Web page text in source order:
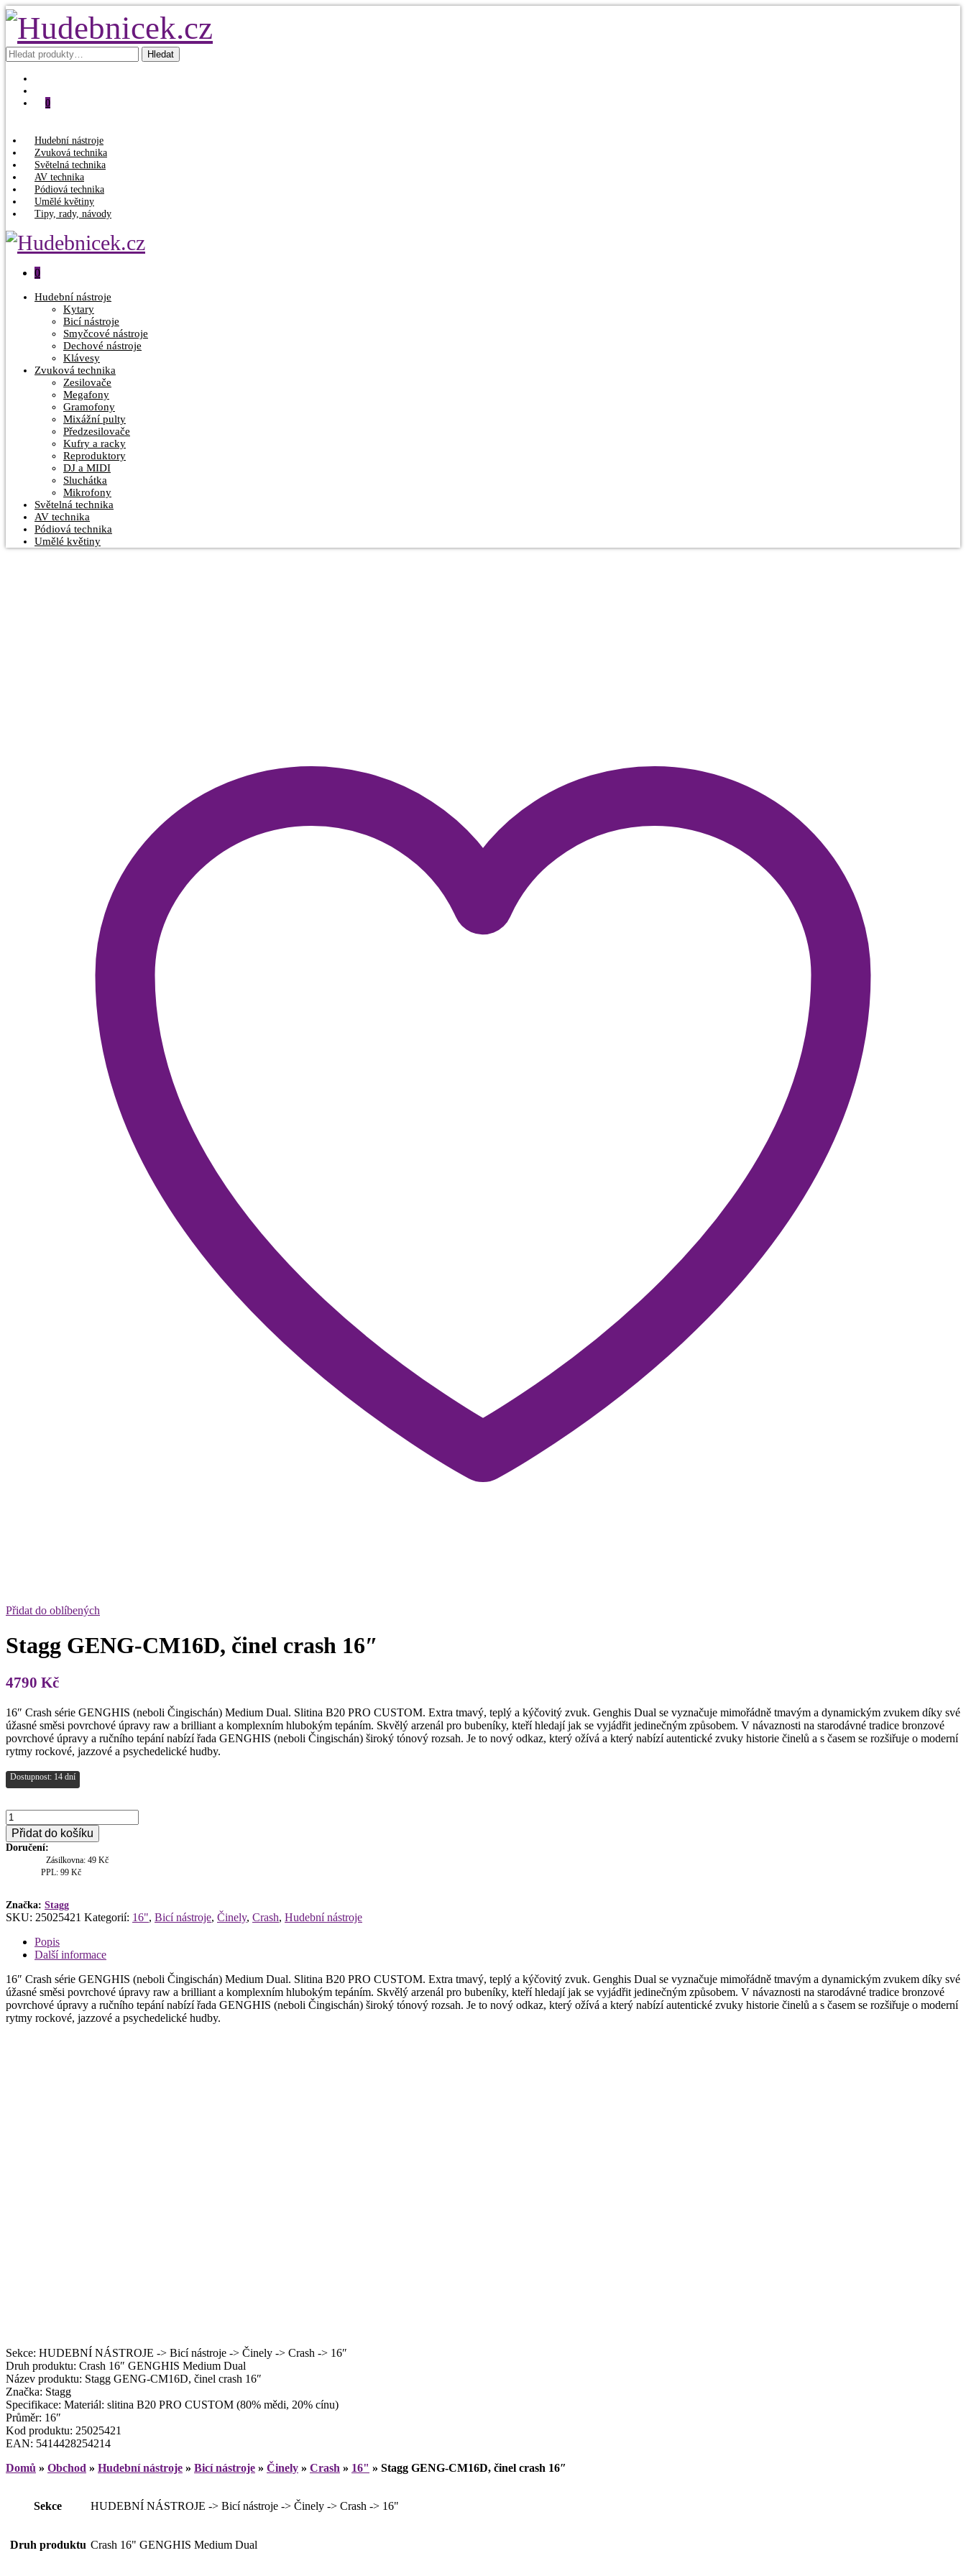
Hledat: Hledat
0
Hudební nástroje
Zvuková technika
Světelná technika
AV technika
Pódiová technika
Umělé květiny
Tipy, rady, návody
0
Hudební nástroje
Kytary
Bicí nástroje
Smyčcové nástroje
Dechové nástroje
Klávesy
Zvuková technika
Zesilovače
Megafony
Gramofony
Mixážní pulty
Předzesilovače
Kufry a racky
Reproduktory
DJ a MIDI
Sluchátka
Mikrofony
Světelná technika
AV technika
Pódiová technika
Umělé květiny
Přidat do oblíbených
Stagg GENG-CM16D, činel crash 16″
4790 Kč
16″ Crash série GENGHIS (neboli Čingischán) Medium Dual. Slitina B20 PRO CUSTOM. Extra tmavý, teplý a kýčovitý zvuk. Genghis Dual se vyznačuje mimořádně tmavým a dynamickým zvukem díky své
úžasné směsi povrchové úpravy raw a brilliant a komplexním hlubokým tepáním. Skvělý arzenál pro bubeníky, kteří hledají jak se vyjádřit jedinečným způsobem. V návaznosti na starodávné tradice bronzové
povrchové úpravy a ručního tepání nabízí řada GENGHIS (neboli Čingischán) široký tónový rozsah. Je to nový odkaz, který ožívá a který nabízí autentické zvuky historie činelů a s časem se rozšiřuje o moderní
rytmy rockové, jazzové a psychedelické hudby.
Dostupnost: 14 dní
Stagg
GENG-
CM16D,
činel
Přidat do košíku
Doručení:
Zásilkovna: 49 Kč
PPL: 99 Kč
Značka: Stagg
SKU: 25025421 Kategorií: 16", Bicí nástroje, Činely, Crash, Hudební nástroje
Popis
Další informace
16″ Crash série GENGHIS (neboli Čingischán) Medium Dual. Slitina B20 PRO CUSTOM. Extra tmavý, teplý a kýčovitý zvuk. Genghis Dual se vyznačuje mimořádně tmavým a dynamickým zvukem díky své
úžasné směsi povrchové úpravy raw a brilliant a komplexním hlubokým tepáním. Skvělý arzenál pro bubeníky, kteří hledají jak se vyjádřit jedinečným způsobem. V návaznosti na starodávné tradice bronzové
povrchové úpravy a ručního tepání nabízí řada GENGHIS (neboli Čingischán) široký tónový rozsah. Je to nový odkaz, který ožívá a který nabízí autentické zvuky historie činelů a s časem se rozšiřuje o moderní
rytmy rockové, jazzové a psychedelické hudby.
Sekce: HUDEBNÍ NÁSTROJE -> Bicí nástroje -> Činely -> Crash -> 16″
Druh produktu: Crash 16″ GENGHIS Medium Dual
Název produktu: Stagg GENG-CM16D, činel crash 16″
Značka: Stagg
Specifikace: Materiál: slitina B20 PRO CUSTOM (80% mědi, 20% cínu)
Průměr: 16″
Kod produktu: 25025421
EAN: 5414428254214
Domů » Obchod » Hudební nástroje » Bicí nástroje » Činely » Crash » 16" » Stagg GENG-CM16D, činel crash 16″
Sekce HUDEBNÍ NÁSTROJE -> Bicí nástroje -> Činely -> Crash -> 16"
Druh produktu Crash 16" GENGHIS Medium Dual